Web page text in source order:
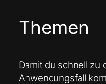
Themen
Damit du schnell zu
Anwendungsfall